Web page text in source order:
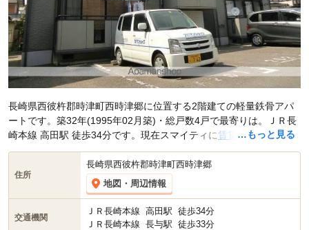
…もっと見る
長崎県西彼杵郡時津町西時津郷に位置する2階建ての軽量鉄骨アパ
ートです。築32年(1995年02月築)・総戸数4戸で最寄りは。ＪＲ長
崎本線 高田駅 徒歩34分です。現在スマイティに賃貸募集中の部屋
が3件(2LDK)掲載されています。
住所
長崎県西彼杵郡時津町西時津郷
地図・周辺情報
交通機関
ＪＲ長崎本線 高田駅 徒歩34分
ＪＲ長崎本線 長与駅 徒歩33分